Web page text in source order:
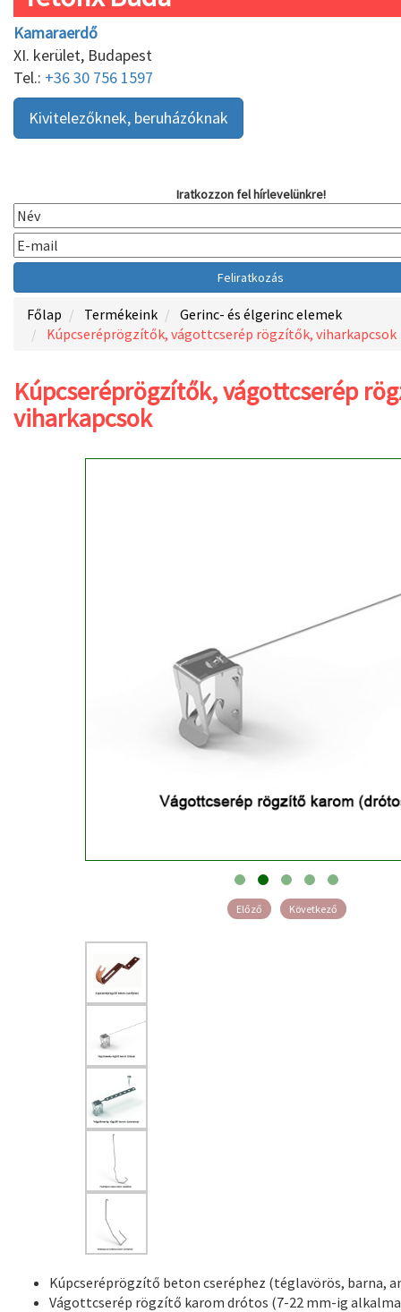
Kamaraerdő
XI. kerület, Budapest
Tel.: +36 30 756 1597
Kivitelezőknek, beruházóknak
Iratkozzon fel hírlevelünkre!
Főlap Termékeink
Gerinc- és élgerinc elemek
Kúpcseréprögzítők, vágottcserép rögzítők, viharkapcsok
Kúpcseréprögzítők, vágottcserép
viharkapcsok
Előző Következő
Kúpcseréprögzítő beton cseréphez (téglavörös, barna,
Vágottcserép rögzítő karom drótos (7-22 mm-ig